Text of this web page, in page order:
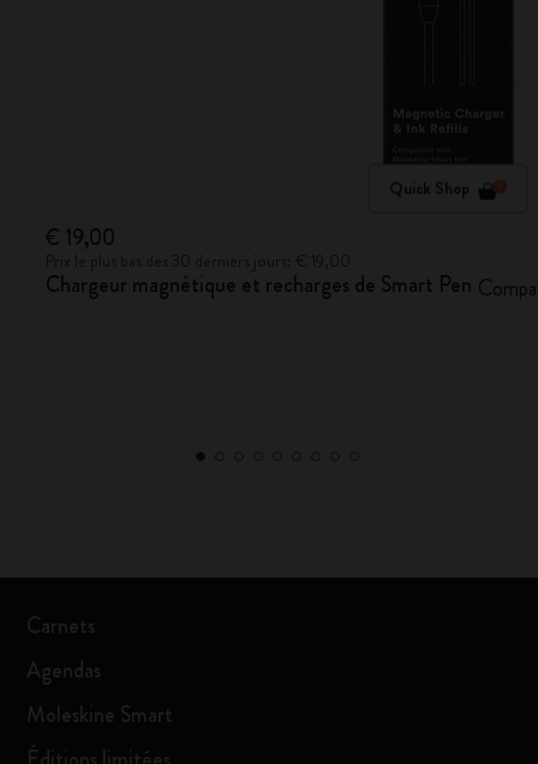
Quick Shop
€ 19,00
Chargeur magnétique et recharges de Smart Pen
Carnets
Agendas
Moleskine Smart